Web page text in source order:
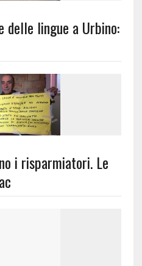
delle lingue a Urbino:
i risparmiatori. Le